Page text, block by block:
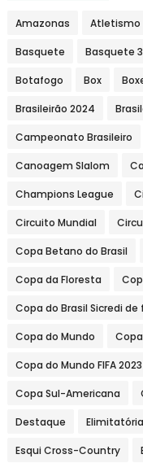
Amazonas Atletismo
Basquete Basquete
Botafogo Box
Brasileirão 2024
Campeonato Brasileiro
Canoagem Slalom
Champions League
Circuito Mundial
Copa Betano do Brasil
Copa da Floresta
Copa do Brasil Sicredi
Copa do Mundo
Copa do Mundo FIFA 2023
Copa Sul-Americana
Destaque
Esqui Cross-Country